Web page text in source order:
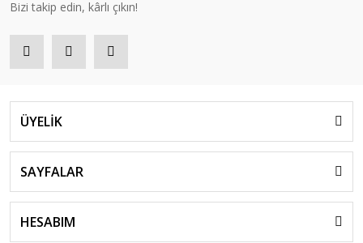
Bizi takip edin, kârlı çıkın!
ÜYELİK
SAYFALAR
HESABIM